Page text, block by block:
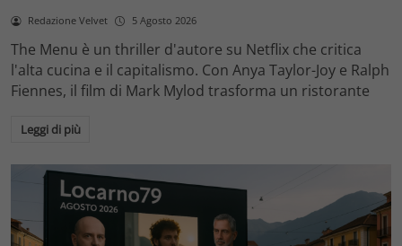
Redazione Velvet 5 Agosto 2026
The Menu è un thriller d'autore su Netflix che critica
l'alta cucina e il capitalismo. Con Anya Taylor-Joy e Ralph
Fiennes, il film di Mark Mylod trasforma un ristorante
Leggi di più